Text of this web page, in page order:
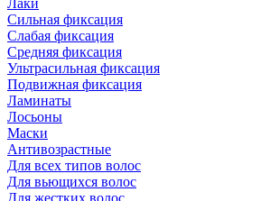
Лаки
Сильная фиксация
Слабая фиксация
Средняя фиксация
Ультрасильная фиксация
Подвижная фиксация
Ламинаты
Лосьоны
Маски
Антивозрастные
Для всех типов волос
Для вьющихся волос
Для жестких волос